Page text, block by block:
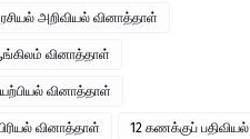
அறிவியல் வினாத்தாள்
வினாத்தாள்
வினாத்தாள்
வினாத்தாள் 12 கணக்குப் பதிவியல்